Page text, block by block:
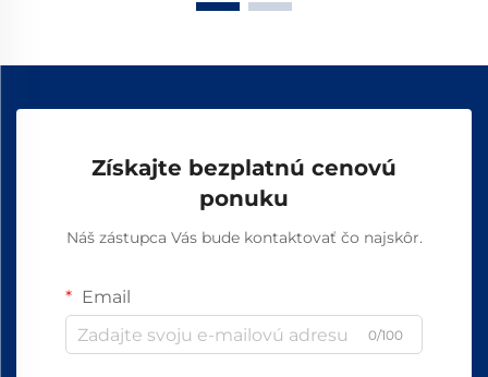
Získajte bezplatnú cenovú
ponuku
Náš zástupca Vás bude kontaktovať čo najskôr.
Email
0/100